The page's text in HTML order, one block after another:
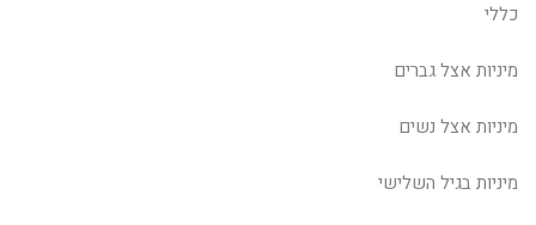
כללי
מיניות אצל גברים
מיניות אצל נשים
מיניות בגיל השלישי